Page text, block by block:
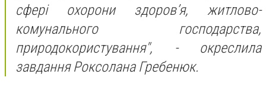
сфері охорони здоров’я, житлово-
комунального господарства,
природокористування", - окреслила
завдання Роксолана Гребенюк.